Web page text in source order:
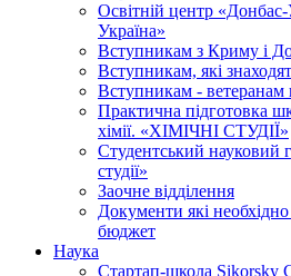
Освітній центр
Україна»
Вступникам з Криму і
Вступникам, які
Вступникам - ветеранам
Практична підготовка
хімії. «ХІМІЧНІ СТУДІЇ»
Студентський науковий
студії»
Заочне відділення
Документи які
бюджет
Наука
Стартап-школа Sikorsky